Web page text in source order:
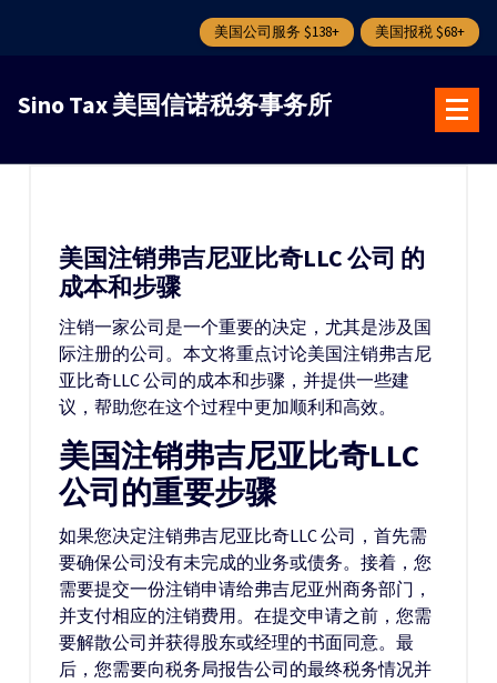
美国公司服务 $138+ 美国报税 $68+
Sino Tax 美国信诺税务事务所
美国注销弗吉尼亚比奇LLC 公司 的
成本和步骤
注销一家公司是一个重要的决定，尤其是涉及国
际注册的公司。本文将重点讨论美国注销弗吉尼
亚比奇LLC 公司的成本和步骤，并提供一些建
议，帮助您在这个过程中更加顺利和高效。
美国注销弗吉尼亚比奇LLC
公司的重要步骤
如果您决定注销弗吉尼亚比奇LLC 公司，首先需
要确保公司没有未完成的业务或债务。接着，您
需要提交一份注销申请给弗吉尼亚州商务部门，
并支付相应的注销费用。在提交申请之前，您需
要解散公司并获得股东或经理的书面同意。最
后，您需要向税务局报告公司的最终税务情况并